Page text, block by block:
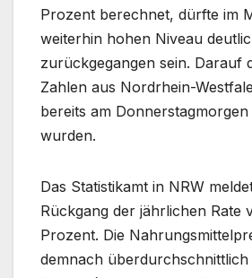
Prozent berechnet, dürfte im
weiterhin hohen Niveau
zurückgegangen sein. Darauf
Zahlen aus Nordrhein-
bereits am
wurden.
Das Statistikamt in NRW
Rückgang der jährlichen Rate
Prozent. Die
demnach